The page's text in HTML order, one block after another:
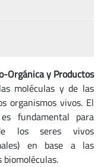
Orgánica y Productos
moléculas y de las
organismos vivos. El
fundamental para
los seres vivos
en base a las